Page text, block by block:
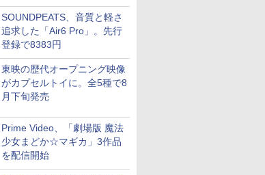
配信など。夏の特番・配信情
報
SOUNDPEATS、音質と軽さ
追求した「Air6 Pro」。先行
登録で8383円
東映の歴代オープニング映像
がカプセルトイに。全5種で8
月下旬発売
Prime Video、「劇場版 魔法
少女まどか☆マギカ」3作品
を配信開始